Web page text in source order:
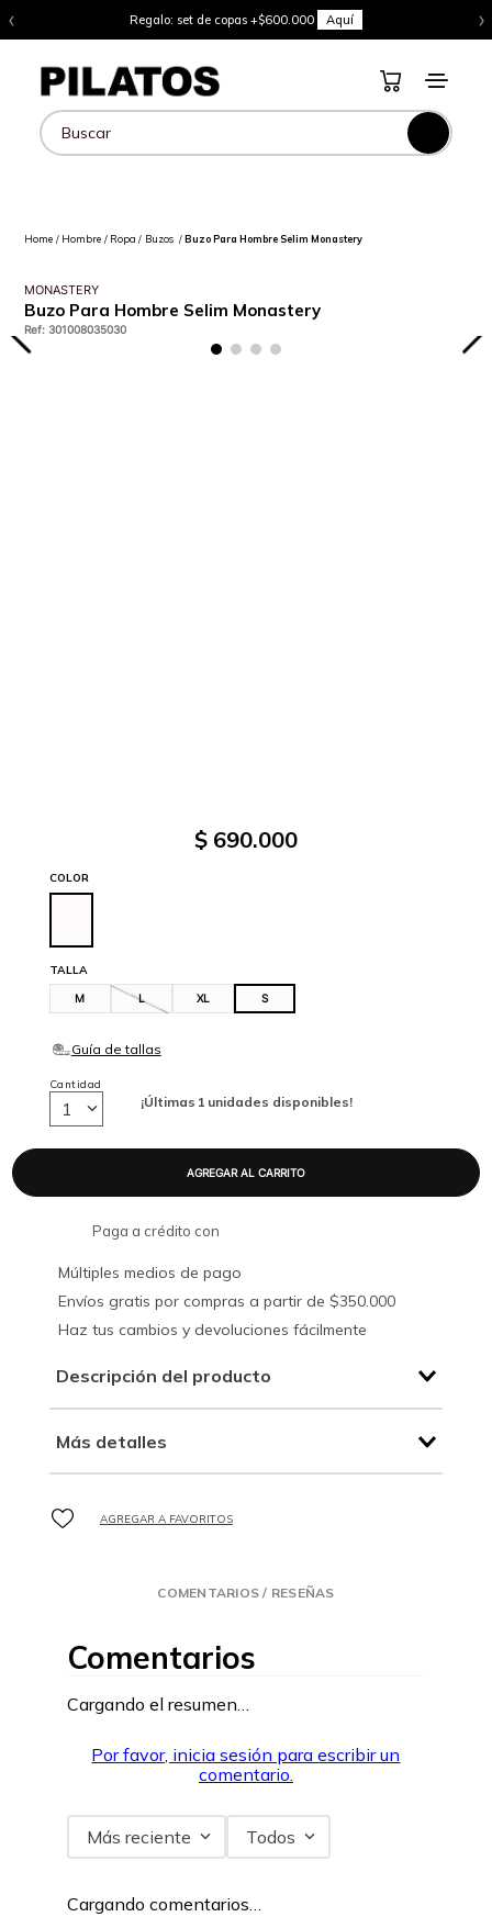
‹ Regalo: set de copas +$600.000 Aquí ›
Buscar
Hombre Ropa Buzos Buzo Para Hombre Selim Monastery
MONASTERY
Buzo Para Hombre Selim Monastery
Ref: 301008035030
$ 690.000
TALLA
M L XL S
COLOR
¡Últimas 1 unidades disponibles!
Cantidad
1
Paga a crédito con
Múltiples medios de pago
Envíos gratis por compras a partir de $350.000
Haz tus cambios y devoluciones fácilmente
Descripción del producto
Más detalles
COMENTARIOS / RESEÑAS
Comentarios
Cargando el resumen…
Por favor, inicia sesión para escribir un
comentario.
Más reciente Todos
Cargando comentarios…